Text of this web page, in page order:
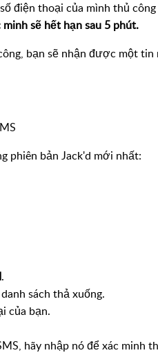
điện thoại của mình thủ
sẽ hết hạn sau 5 phút.
bạn sẽ nhận được một
phiên bản Jack'd mới nhất:
.
sách thả xuống.
của bạn.
hãy nhập nó để xác minh